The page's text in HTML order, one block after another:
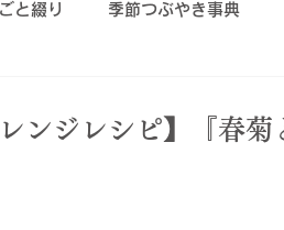
と綴り 季節つぶやき事典
ンジレシピ】『春菊